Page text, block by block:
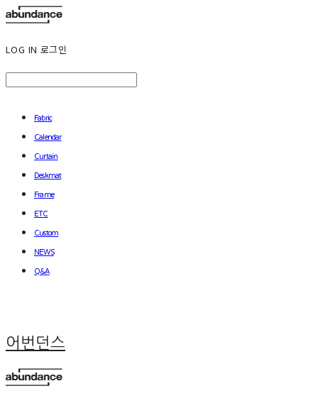
LOG IN 로그인
Fabric
Calendar
Curtain
Deskmat
Frame
ETC
Custom
NEWS
Q&A
어번던스